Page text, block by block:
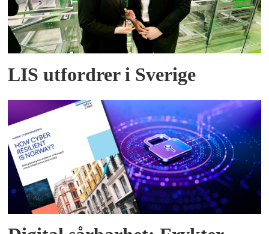
LIS utfordrer i Sverige